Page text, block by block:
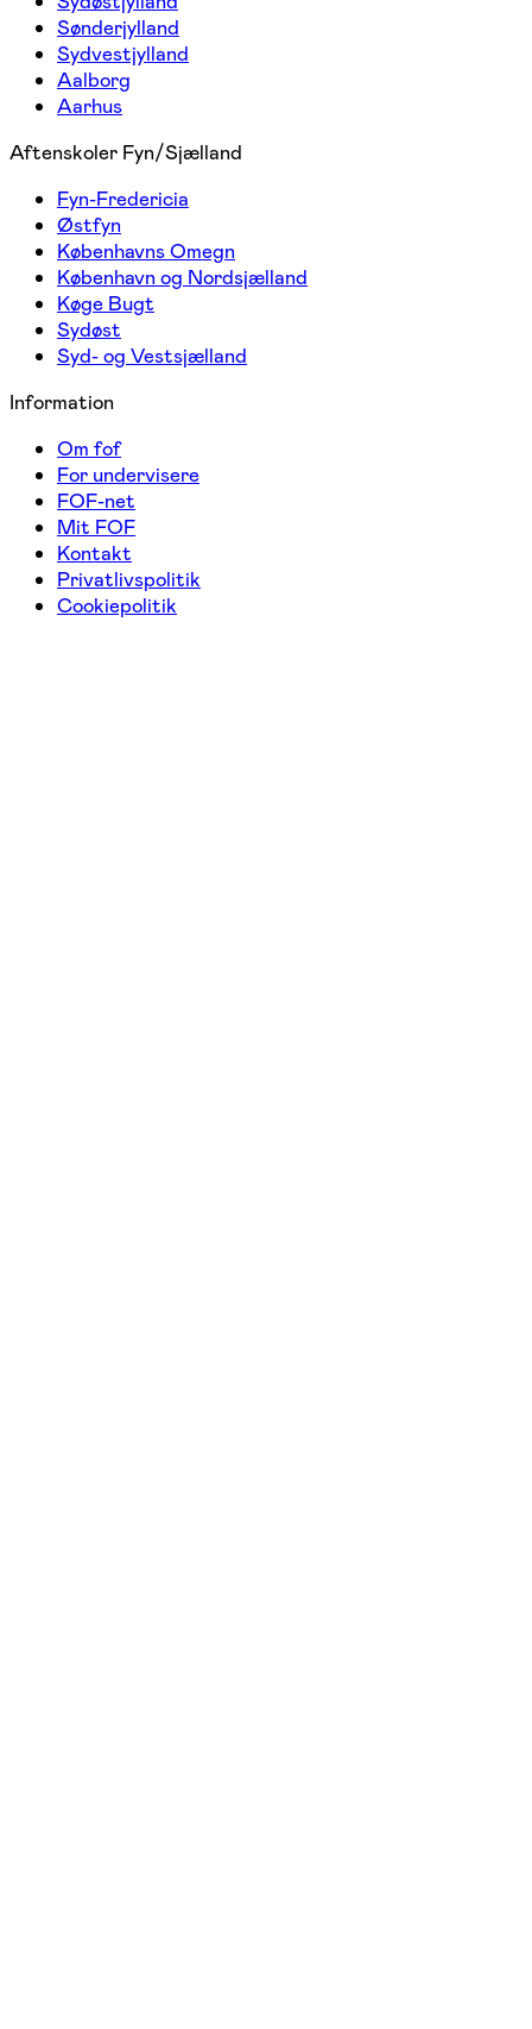
Sønderjylland
Sydvestjylland
Aalborg
Aarhus
Aftenskoler Fyn/Sjælland
Fyn-Fredericia
Østfyn
Københavns Omegn
København og Nordsjælland
Køge Bugt
Sydøst
Syd- og Vestsjælland
Information
Om fof
For undervisere
FOF-net
Mit FOF
Kontakt
Privatlivspolitik
Cookiepolitik